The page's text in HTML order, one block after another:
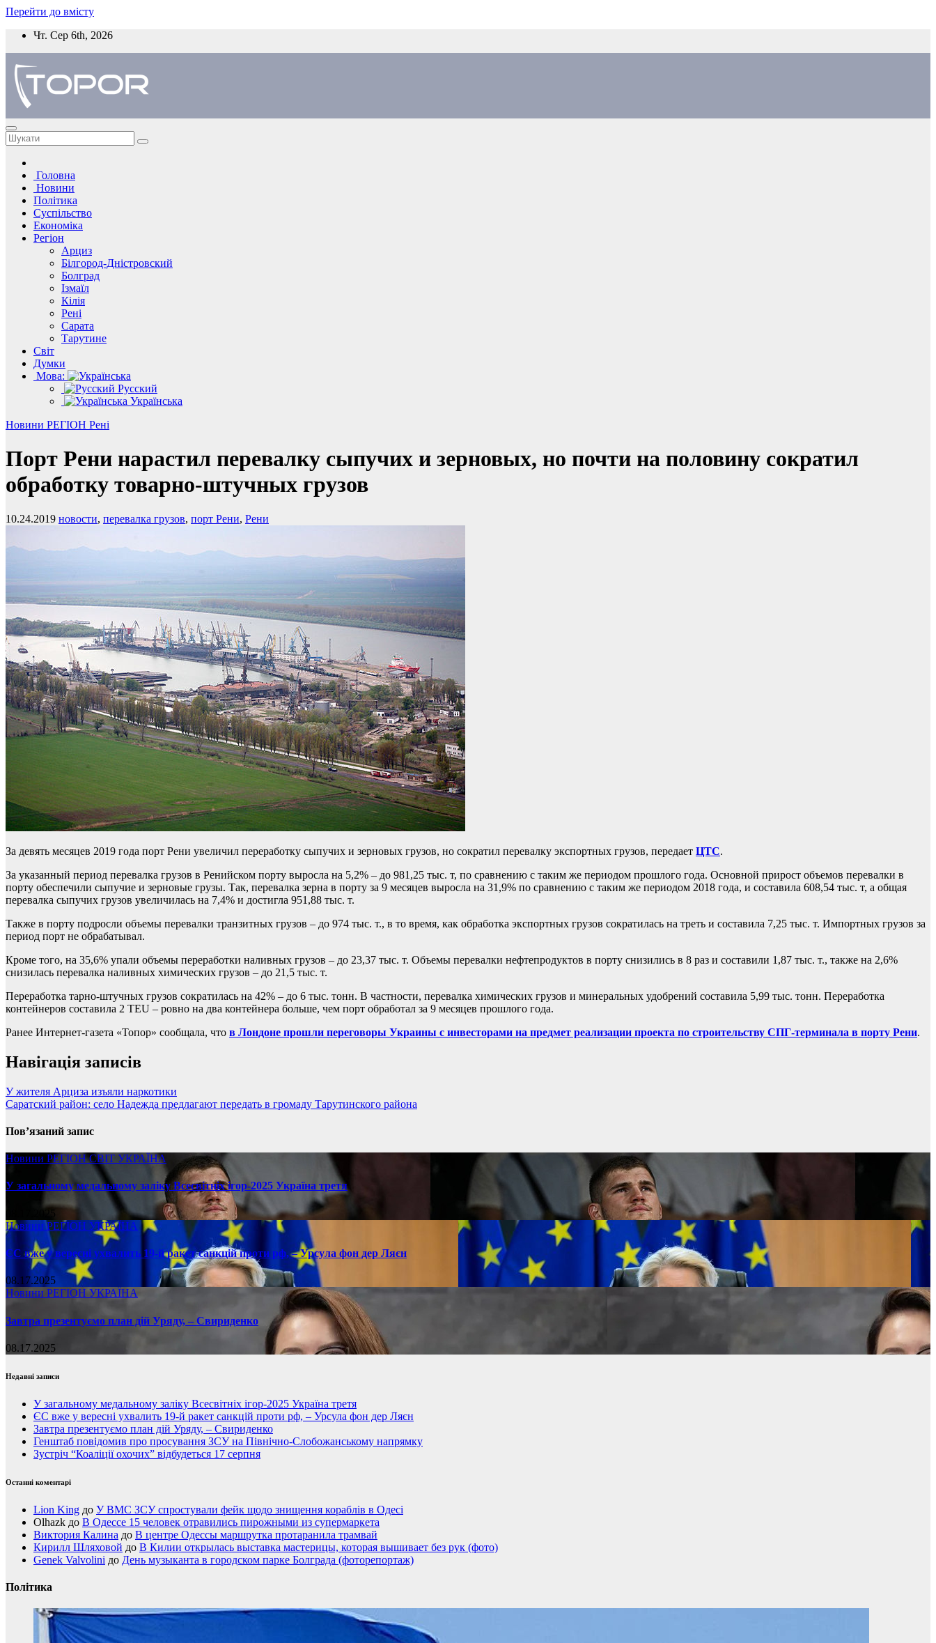
Перейти до вмісту
Чт. Сер 6th, 2026
Головна
Новини
Політика
Суспільство
Економіка
Регіон
Арциз
Білгород-Дністровский
Болград
Ізмаїл
Кілія
Рені
Сарата
Тарутине
Світ
Думки
Мова:
Русский
Українська
Новини РЕГІОН Рені
Порт Рени нарастил перевалку сыпучих и зерновых, но почти на половину сократил
обработку товарно-штучных грузов
10.24.2019 новости, перевалка грузов, порт Рени, Рени
За девять месяцев 2019 года порт Рени увеличил переработку сыпучих и зерновых грузов, но сократил перевалку экспортных грузов, передает ЦТС.
За указанный период перевалка грузов в Ренийском порту выросла на 5,2% – до 981,25 тыс. т, по сравнению с таким же периодом прошлого года. Основной прирост объемов перевалки в
порту обеспечили сыпучие и зерновые грузы. Так, перевалка зерна в порту за 9 месяцев выросла на 31,9% по сравнению с таким же периодом 2018 года, и составила 608,54 тыс. т, а общая
перевалка сыпучих грузов увеличилась на 7,4% и достигла 951,88 тыс. т.
Также в порту подросли объемы перевалки транзитных грузов – до 974 тыс. т., в то время, как обработка экспортных грузов сократилась на треть и составила 7,25 тыс. т. Импортных грузов за
период порт не обрабатывал.
Кроме того, на 35,6% упали объемы переработки наливных грузов – до 23,37 тыс. т. Объемы перевалки нефтепродуктов в порту снизились в 8 раз и составили 1,87 тыс. т., также на 2,6%
снизилась перевалка наливных химических грузов – до 21,5 тыс. т.
Переработка тарно-штучных грузов сократилась на 42% – до 6 тыс. тонн. В частности, перевалка химических грузов и минеральных удобрений составила 5,99 тыс. тонн. Переработка
контейнеров составила 2 TEU – ровно на два контейнера больше, чем порт обработал за 9 месяцев прошлого года.
Ранее Интернет-газета «Топор» сообщала, что в Лондоне прошли переговоры Украины с инвесторами на предмет реализации проекта по строительству СПГ-терминала в порту Рени.
Навігація записів
У жителя Арциза изъяли наркотики
Саратский район: село Надежда предлагают передать в громаду Тарутинского района
Пов’язаний запис
Новини РЕГІОНСВІТ УКРАЇНА
У загальному медальному заліку Всесвітніх ігор-2025 Україна третя
08.17.2025
НовиниРЕГІОН УКРАЇНА
ЄС вже у вересні ухвалить 19-й ракет санкцій проти рф, – Урсула фон дер Ляєн
08.17.2025
Новини РЕГІОН УКРАЇНА
Завтра презентуємо план дій Уряду, – Свириденко
08.17.2025
Недавні записи
У загальному медальному заліку Всесвітніх ігор-2025 Україна третя
ЄС вже у вересні ухвалить 19-й ракет санкцій проти рф, – Урсула фон дер Ляєн
Завтра презентуємо план дій Уряду, – Свириденко
Генштаб повідомив про просування ЗСУ на Північно-Слобожанському напрямку
Зустріч “Коаліції охочих” відбудеться 17 серпня
Останні коментарі
Lion King до У ВМС ЗСУ спростували фейк щодо знищення кораблів в Одесі
Olhazk до В Одессе 15 человек отравились пирожными из супермаркета
Виктория Калина до В центре Одессы маршрутка протаранила трамвай
Кирилл Шляховой до В Килии открылась выставка мастерицы, которая вышивает без рук (фото)
Genek Valvolini до День музыканта в городском парке Болграда (фоторепортаж)
Політика